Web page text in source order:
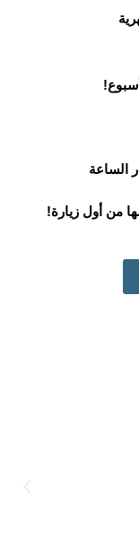
الساعة
من أول زيارة!